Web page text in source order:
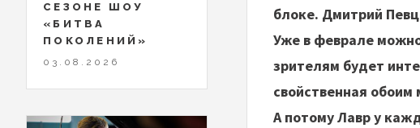
блоке. Дмитрий
Уже в феврале
зрителям будет
свойственная обоим
А потому Лавр у
СЕЗОНЕ ШОУ
«БИТВА
ПОКОЛЕНИЙ»
03.08.2026